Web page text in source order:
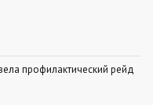
профилактический рейд